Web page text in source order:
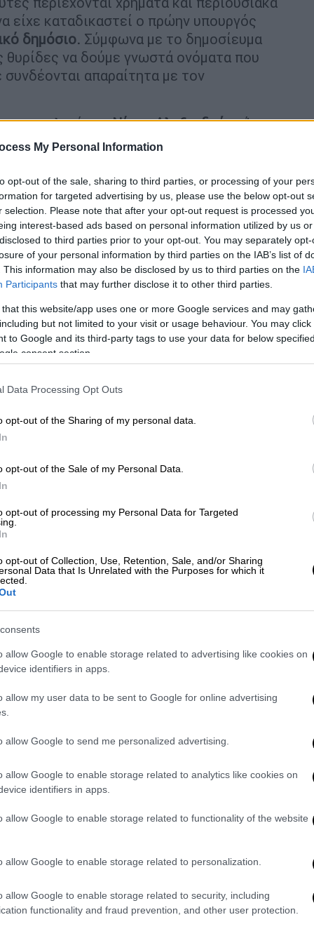
My Personal Information
opt-out of the sale, sharing to third parties, or processing of your
for targeted advertising by us, please use the below opt-out
selection. Please note that after your opt-out request is processed
interest-based ads based on personal information utilized by us
to third parties prior to your opt-out. You may separately
of your personal information by third parties on the IAB’s list of
This information may also be disclosed by us to third parties on the
Participants that may further disclose it to other third parties.
that this website/app uses one or more Google services and may
but not limited to your visit or usage behaviour. You may
to Google and its third-party tags to use your data for below
consent section.
Data Processing Opt Outs
opt-out of the Sharing of my personal data.
opt-out of the Sale of my Personal Data.
opt-out of processing my Personal Data for Targeted
opt-out of Collection, Use, Retention, Sale, and/or Sharing
Data that Is Unrelated with the Purposes for which it
allow Google to enable storage related to advertising like cookies on
identifiers in apps.
allow my user data to be sent to Google for online advertising
allow Google to send me personalized advertising.
allow Google to enable storage related to analytics like cookies on
identifiers in apps.
allow Google to enable storage related to functionality of the website
allow Google to enable storage related to personalization.
allow Google to enable storage related to security, including
functionality and fraud prevention, and other user protection.
είχε καταδικαστεί ο πρώην υπουργός
δημόσιο. Σύμφωνα με το δημοσίευμα
θυρίδες να δούμε γνωστά ονόματα που
απαραίτητα με τον
του εκλιπόντα,Νίκος Αλεξανδρής,«Ίσως
τόσο το βάρος άλλων, όσο και ότι
ο ίδιος». Όπως ανέφερε ο ίδιος, «η
Με την πρώτη διαθήκη έχουμε δει
είναι πιο ουσιαστική και η τρίτη θα
δεν είναι σπάνιο φαινόμενο για την
περισσότερες από μία διαθήκες καθώς,
να θελήσει να προσθέσει, να
προχωρά στη σύνταξη μιας σειράς
που η μία διαθήκη αναιρεί την
όμως, οι τρεις διαθήκες δεν αναιρούν η
διαθήκη συμπληρώνει και επεξηγεί την
με την κλασική έννοια του όρου.
τα όποια κληρονομικά και
πρωτίστως με το γεγονός ότι θέλει να
– εξιστόρηση γεγονότων,
Αλεξανδρής. Διευκρινίζει μάλιστα
του περιεχομένου της πρώτης
την επόμενη εβδομάδα. Η γνώση που έχει
ο οποίος λόγω της ασθένειάς του δεν
και έτσι κατέγραφε σε ηχητικά αρχεία
πρωθυπουργός – Πώς έχασε την
Κιάρα Μαρκέζη και το
τη Βίκυ Σταμάτη: «Καλό ταξίδι
ντοκουμέντο οχτώ μήνες